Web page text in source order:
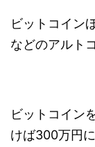
ビットコイン
などのアルト
ビットコイン
けば300万円